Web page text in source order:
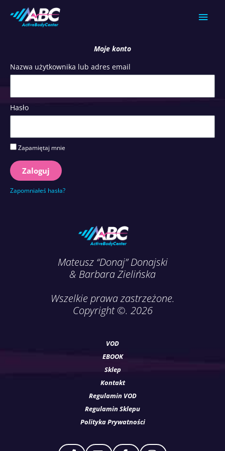
Moje konto
Nazwa użytkownika lub adres email
Hasło
Zapamiętaj mnie
Zaloguj
Zapomniałeś hasła?
Mateusz “Donaj” Donajski
& Barbara Zielińska
Wszelkie prawa zastrzeżone.
Copyright ©. 2026
VOD
EBOOK
Sklep
Kontakt
Regulamin VOD
Regulamin Sklepu
Polityka Prywatności